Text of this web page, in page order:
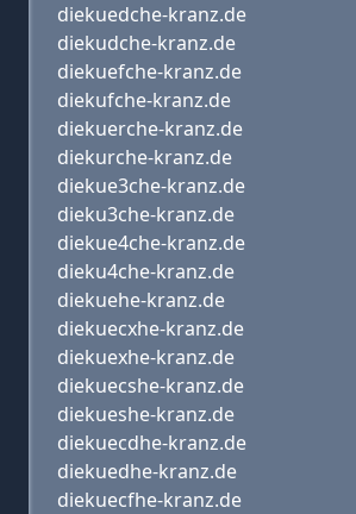
diekuedche-kranz.de
diekudche-kranz.de
diekuefche-kranz.de
diekufche-kranz.de
diekuerche-kranz.de
diekurche-kranz.de
diekue3che-kranz.de
dieku3che-kranz.de
diekue4che-kranz.de
dieku4che-kranz.de
diekuehe-kranz.de
diekuecxhe-kranz.de
diekuexhe-kranz.de
diekuecshe-kranz.de
diekueshe-kranz.de
diekuecdhe-kranz.de
diekuedhe-kranz.de
diekuecfhe-kranz.de